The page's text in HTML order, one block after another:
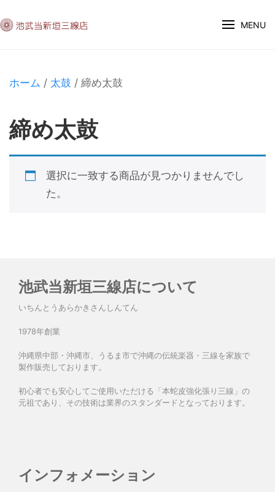
MENU
ホーム / 太鼓 / 締め太鼓
締め太鼓
選択に一致する商品が見つかりませんでし
た。
池武当新垣三線店について
いちんとうあらかきさんしんてん
1978年創業
沖縄県中部・沖縄市、うるま市で沖縄の伝統楽器・三線を家族で
製作販売しております。
初心者でも安心してご使用いただける「本蛇皮強化張り三線」の
元祖であり、その技術は業界のスタンダードとなっております。
インフォメーション